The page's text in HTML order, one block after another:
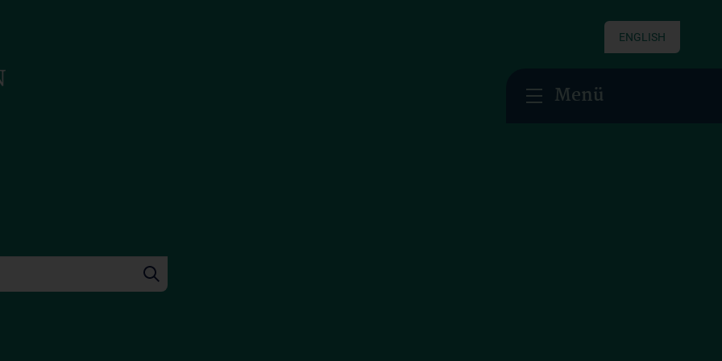
ENGLISH
Menü